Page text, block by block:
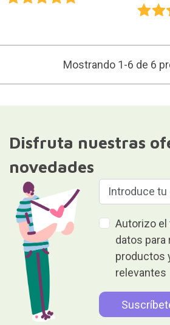
Mostrando 1-6 de 6
Disfruta nuestras
novedades
Autorizo
datos
productos
relevantes